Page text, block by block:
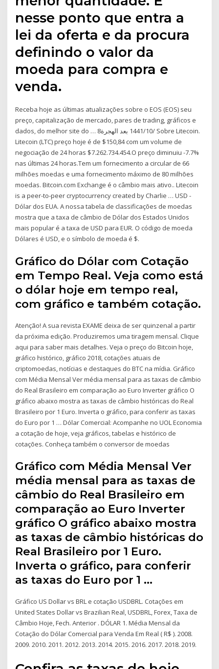
nesse ponto que entra a
lei da oferta e da procura
definindo o valor da
moeda para compra e
venda.
Receba hoje as últimas atualizações sobre o EOS (EOS) seu
preço, capitalização de mercado, pares de trading, gráficos e
dados, do melhor site do … 8‏‏/10‏‏/1441 بعد الهجرة Sobre Litecoin.
Litecoin (LTC) preço hoje é de $150,84 com um volume de
negociação de 24 horas $7.262.734.454.O preço diminuiu -7.7%
nas últimas 24 horas.Tem um fornecimento a circular de 66
milhões moedas e uma fornecimento máximo de 80 milhões
moedas. Bitcoin.com Exchange é o câmbio mais ativo.. Litecoin
is a peer-to-peer cryptocurrency created by Charlie … USD -
Dólar dos EUA. A nossa tabela de classificações de moedas
mostra que a taxa de câmbio de Dólar dos Estados Unidos
mais popular é a taxa de USD para EUR. O código de moeda
Dólares é USD, e o símbolo de moeda é $.
Gráfico do Dólar com Cotação
em Tempo Real. Veja como está
o dólar hoje em tempo real,
com gráfico e também cotação.
Atenção! A sua revista EXAME deixa de ser quinzenal a partir
da próxima edição. Produziremos uma tiragem mensal. Clique
aqui para saber mais detalhes. Veja o preço do Bitcoin hoje,
gráfico histórico, gráfico 2018, cotações atuais de
criptomoedas, notícias e destaques do BTC na mídia. Gráfico
com Média Mensal Ver média mensal para as taxas de câmbio
do Real Brasileiro em comparação ao Euro Inverter gráfico O
gráfico abaixo mostra as taxas de câmbio históricas do Real
Brasileiro por 1 Euro. Inverta o gráfico, para conferir as taxas
do Euro por 1 … Dólar Comercial: Acompanhe no UOL Economia
a cotação de hoje, veja gráficos, tabelas e histórico de
cotações. Conheça também o conversor de moedas
Gráfico com Média Mensal Ver
média mensal para as taxas de
câmbio do Real Brasileiro em
comparação ao Euro Inverter
gráfico O gráfico abaixo mostra
as taxas de câmbio históricas do
Real Brasileiro por 1 Euro.
Inverta o gráfico, para conferir
as taxas do Euro por 1 …
Gráfico US Dollar vs BRL e cotação USDBRL. Cotações em
United States Dollar vs Brazilian Real, USDBRL, Forex, Taxa de
Câmbio Hoje, Fech. Anterior . DÓLAR 1. Média Mensal da
Cotação do Dólar Comercial para Venda Em Real ( R$ ). 2008.
2009. 2010. 2011. 2012. 2013. 2014. 2015. 2016. 2017. 2018. 2019.